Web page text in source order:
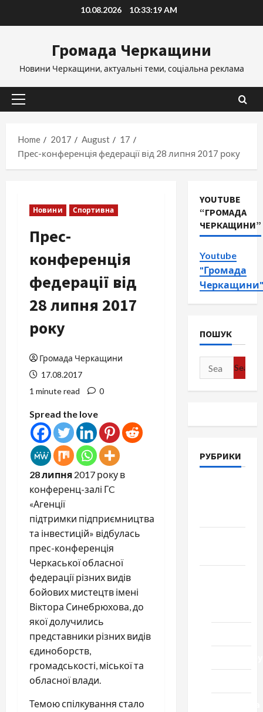
10.08.2026 10:33:20 AM
Громада Черкащини
Новини Черкащини, актуальні теми, соціальна реклама
Primary
Home
2017 August
17
Прес-конференція федерації від 28 липня 2017 року
Новини Спортивна
Прес-
конференція
федерації від
28 липня 2017
року
Громада Черкащини
17.08.2017
1 minute read
0
Spread the love
28 липня 2017 року в
конференц-залі ГC
«Агенції
підтримки підприємництва
та інвестицій» відбулась
прес-конференція
Черкаської обласної
федерації різних видів
бойових мистецтв імені
Віктора Синебрюхова, до
якої долучились
представники різних видів
єдиноборств,
громадськості, міської та
обласної влади.
Темою спілкування стало
YOUTUBE
“ГРОМАДА
ЧЕРКАЩИНИ”
Youtube
"Громада
Черкащини"
ПОШУК
Search
for:
РУБРИКИ